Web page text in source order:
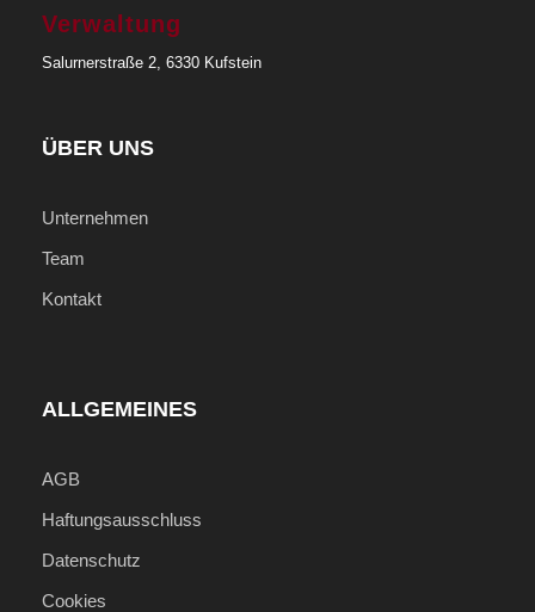
Verwaltung
Salurnerstraße 2, 6330 Kufstein
ÜBER UNS
Unternehmen
Team
Kontakt
ALLGEMEINES
AGB
Haftungsausschluss
Datenschutz
Cookies